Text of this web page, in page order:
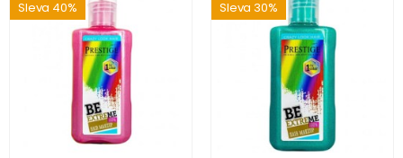
Sleva 40% Sleva 30%